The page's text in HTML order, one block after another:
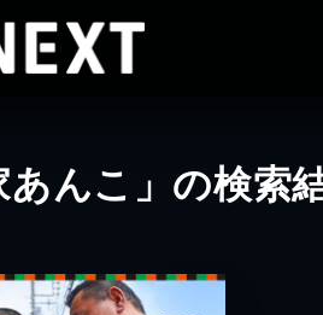
あんこ」の検索